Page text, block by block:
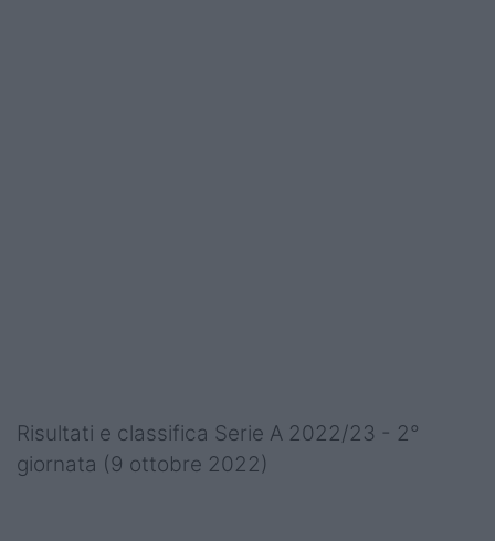
Risultati e classifica Serie A 2022/23 - 2°
giornata (9 ottobre 2022)